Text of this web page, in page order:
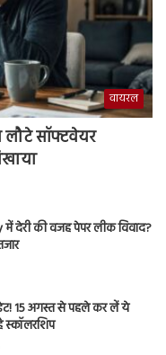
वायरल
लौटे सॉफ्टवेयर
देरी की वजह पेपर लीक विवाद?
15 अगस्त से पहले कर लें ये